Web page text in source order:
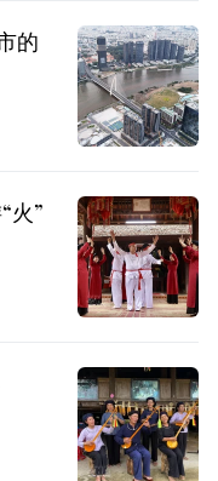
的
火”